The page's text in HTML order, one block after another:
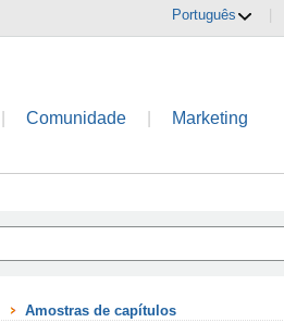
Português
Comunidade Marketing
Amostras de capítulos